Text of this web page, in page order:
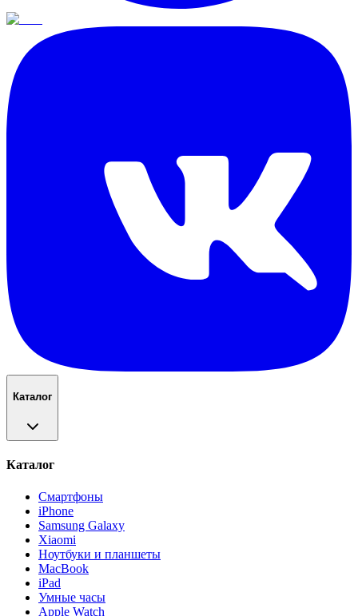
Каталог
Каталог
Смартфоны
iPhone
Samsung Galaxy
Xiaomi
Ноутбуки и планшеты
MacBook
iPad
Умные часы
Apple Watch